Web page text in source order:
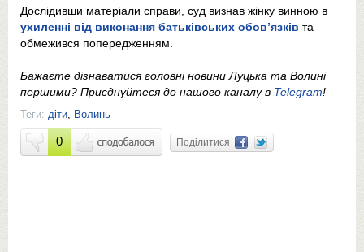
Дослідивши матеріали справи, суд визнав жінку винною в
ухиленні від виконання батьківських обов’язків та
обмежився попередженням.
Бажаєте дізнаватися головні новини Луцька та Волині
першими? Приєднуйтеся до нашого каналу в Telegram!
Теги: діти Волинь
0 Поділитися